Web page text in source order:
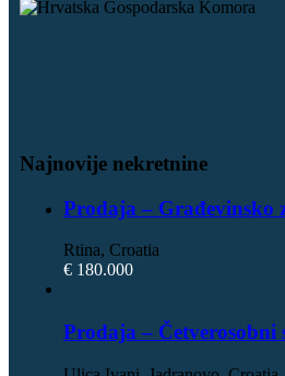
Najnovije nekretnine
Prodaja – Građevinsko
Rtina, Croatia
€ 180.000
Prodaja –